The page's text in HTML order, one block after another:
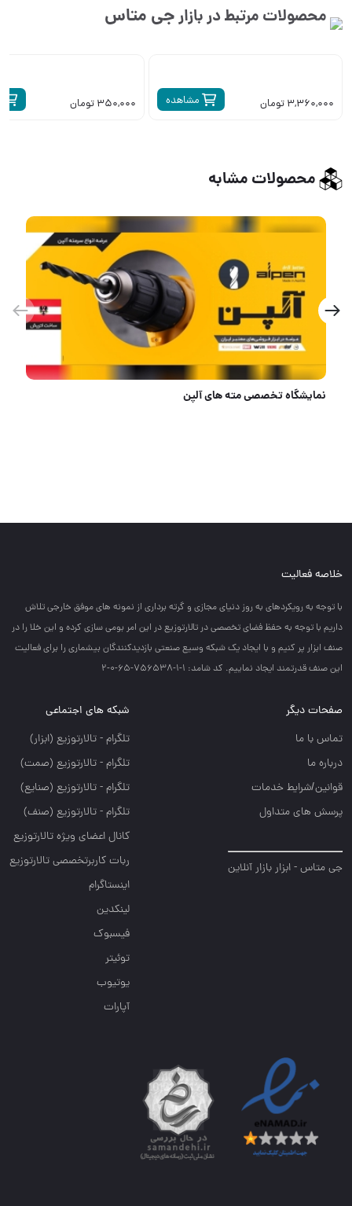
محصولات مرتبط در بازارجی متاس
مشاهده 3,360,000 تومان 350,000 تومان
محصولات مشابه
نمایشگاه تخصصی مته های آلپن
خلاصه فعالیت
با توجه به رويكردهاي به روز دنياي مجازي و گرته برداري از نمونه هاي موفق خارجي تلاش
داريم با توجه به حفظ فضاي تخصصي در تالارتوزيع در اين امر بومي سازي كرده و اين خلا را در
صنف ابزار پر كنيم و با ايجاد يك شبكه وسيع صنعتي بازديدكنندگان بيشماري را براي فعاليت
اين صنف قدرتمند ايجاد نماييم. کد شامد: 1-1-756538-65-0-2
صفحات دیگر
تماس با ما
درباره ما
قوانین/شرایط خدمات
پرسش های متداول
جی متاس - ابزار بازار آنلاین
شبکه های اجتماعی
تلگرام - تالارتوزيع (ابزار)
تلگرام - تالارتوزيع (صمت)
تلگرام - تالارتوزيع (صنايع)
تلگرام - تالارتوزیع (صنف)
کانال اعضای ویژه تالارتوزیع
ربات کاربرتخصصی تالارتوزیع
اینستاگرام
لینکدین
فیسبوک
توئیتر
یوتیوب
آپارات